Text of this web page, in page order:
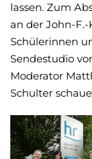
lassen. Zum
an der John-
Schülerinnen
Sendestudio
Moderator
Schulter